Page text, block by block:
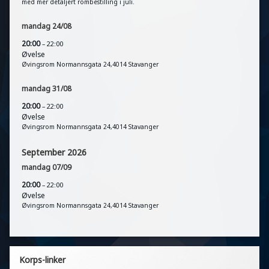
mandag 24/08
20:00– 22:00
Øvelse
Øvingsrom Normannsgata 24,4014 Stavanger
mandag31/08
20:00– 22:00
Øvelse
Øvingsrom Normannsgata 24,4014 Stavanger
September 2026
mandag07/09
20:00– 22:00
Øvelse
Øvingsrom Normannsgata 24,4014 Stavanger
Korps-linker